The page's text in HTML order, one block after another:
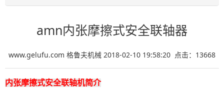
amn内张摩擦式安全联轴器
www.gelufu.com 格鲁夫机械 2018-02-10 19:58:20 点击： 13668
内张摩擦式安全联轴机简介